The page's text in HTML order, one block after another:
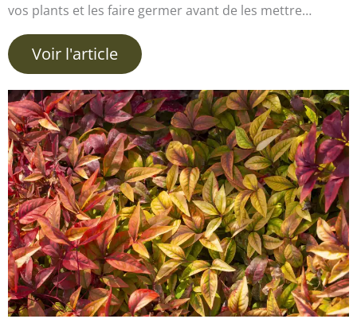
vos plants et les faire germer avant de les mettre…
Voir l'article